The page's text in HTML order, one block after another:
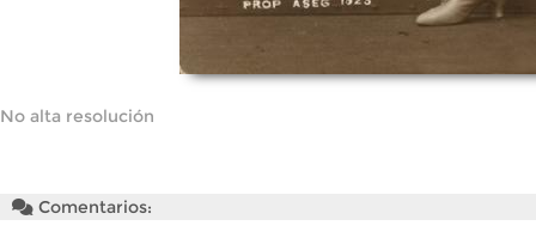
No alta resolución
Comentarios: